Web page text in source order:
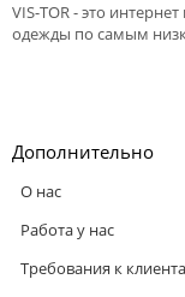
VIS-TOR - это
одежды по самым
Дополнительно
О нас
Работа у нас
Требования к